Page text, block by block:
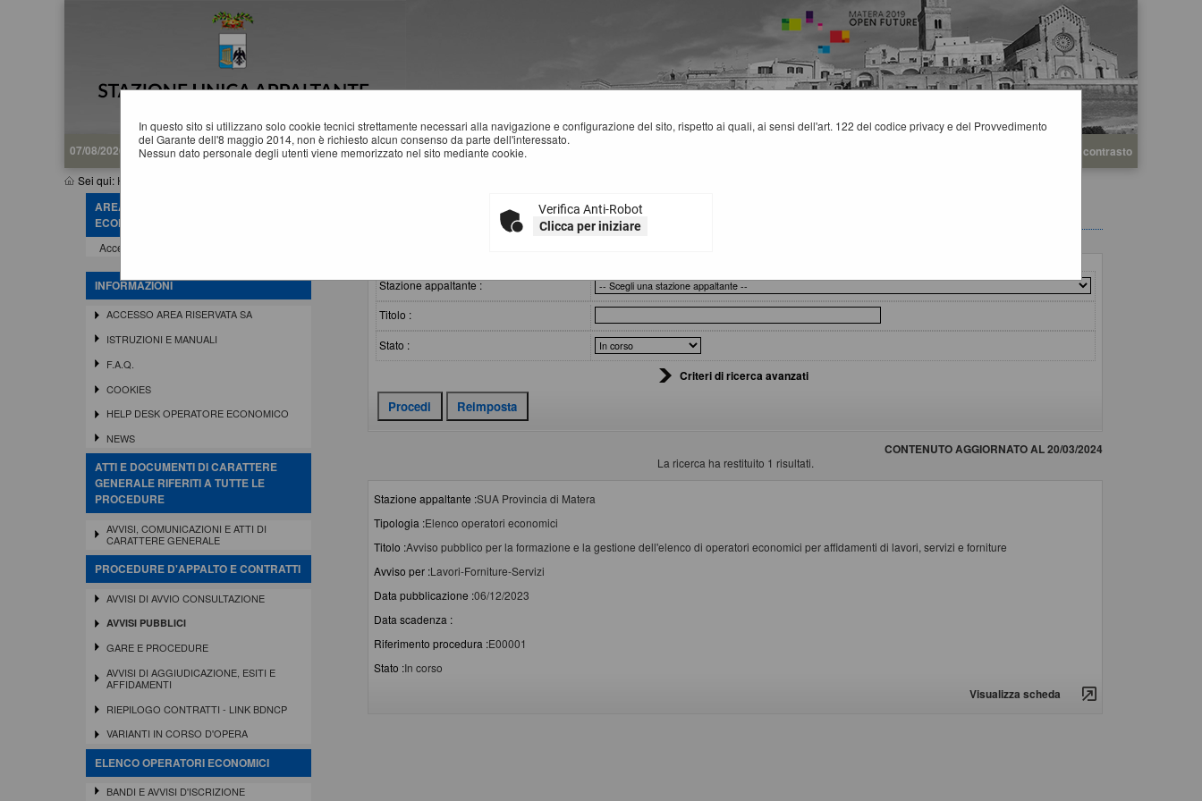
07/08/2026 09:21 Alto contrasto
Sei qui: Home
In questo sito si utilizzano solo cookie tecnici strettamente necessari alla navigazione e configurazione del sito, rispetto ai quali, ai sensi dell'art. 122 del codice privacy e del Provvedimento
del Garante dell'8 maggio 2014, non è richiesto alcun consenso da parte dell'interessato.
Nessun dato personale degli utenti viene memorizzato nel sito mediante cookie.
Verifica Anti-Robot
Clicca per iniziare
AREA RISERVATA OPERATORE
ECONOMICO
Accedi - Registrati
INFORMAZIONI
ACCESSO AREA RISERVATA SA
ISTRUZIONI E MANUALI
F.A.Q.
COOKIES
HELP DESK OPERATORE ECONOMICO
NEWS
ATTI E DOCUMENTI DI CARATTERE
GENERALE RIFERITI A TUTTE LE
PROCEDURE
AVVISI, COMUNICAZIONI E ATTI DI
CARATTERE GENERALE
PROCEDURE D'APPALTO E CONTRATTI
AVVISI DI AVVIO CONSULTAZIONE
AVVISI PUBBLICI
GARE E PROCEDURE
AVVISI DI AGGIUDICAZIONE, ESITI E
AFFIDAMENTI
RIEPILOGO CONTRATTI - LINK BDNCP
VARIANTI IN CORSO D'OPERA
ELENCO OPERATORI ECONOMICI
BANDI E AVVISI D'ISCRIZIONE
Stazione appaltante :
Titolo :
Stato :
Criteri di ricerca avanzati
CONTENUTO AGGIORNATO AL 20/03/2024
La ricerca ha restituito 1 risultati.
Stazione appaltante :SUA Provincia di Matera
Tipologia :Elenco operatori economici
Titolo :Avviso pubblico per la formazione e la gestione dell'elenco di operatori economici per affidamenti di lavori, servizi e forniture
Avviso per :Lavori-Forniture-Servizi
Data pubblicazione :06/12/2023
Data scadenza :
Riferimento procedura :E00001
Stato :In corso
Visualizza scheda